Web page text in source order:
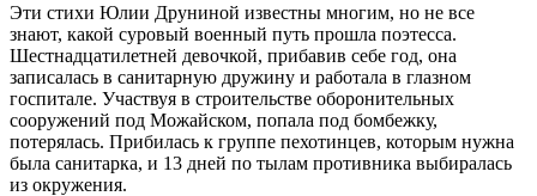
Эти стихи Юлии Друниной известны многим, но не все
знают, какой суровый военный путь прошла поэтесса.
Шестнадцатилетней девочкой, прибавив себе год, она
записалась в санитарную дружину и работала в глазном
госпитале. Участвуя в строительстве оборонительных
сооружений под Можайском, попала под бомбежку,
потерялась. Прибилась к группе пехотинцев, которым нужна
была санитарка, и 13 дней по тылам противника выбиралась
из окружения.